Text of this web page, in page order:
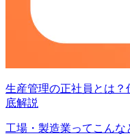
生産管理の正社員とは
底解説
工場・製造業ってこんな